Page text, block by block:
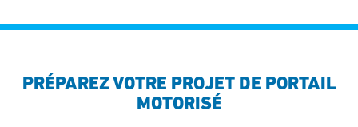
PRÉPAREZ VOTRE PROJET DE PORTAIL
MOTORISÉ